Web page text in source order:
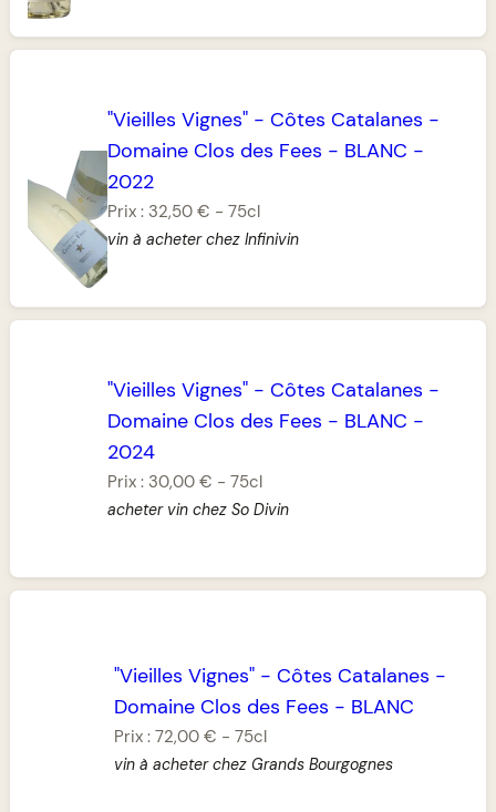
"Vieilles Vignes"- Côtes Catalanes -
Domaine Clos des Fees - BLANC -
2022
Prix : 32,50 € - 75cl
vin à acheter chez Infinivin
"Vieilles Vignes"- Côtes Catalanes -
Domaine Clos des Fees - BLANC -
2024
Prix : 30,00 € - 75cl
acheter vin chez So Divin
"Vieilles Vignes"- Côtes Catalanes -
Domaine Clos des Fees - BLANC
Prix : 72,00 € - 75cl
vin à acheter chez Grands Bourgognes